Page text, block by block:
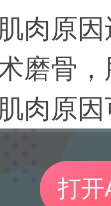
肉原因
磨骨，
肉原因
打开